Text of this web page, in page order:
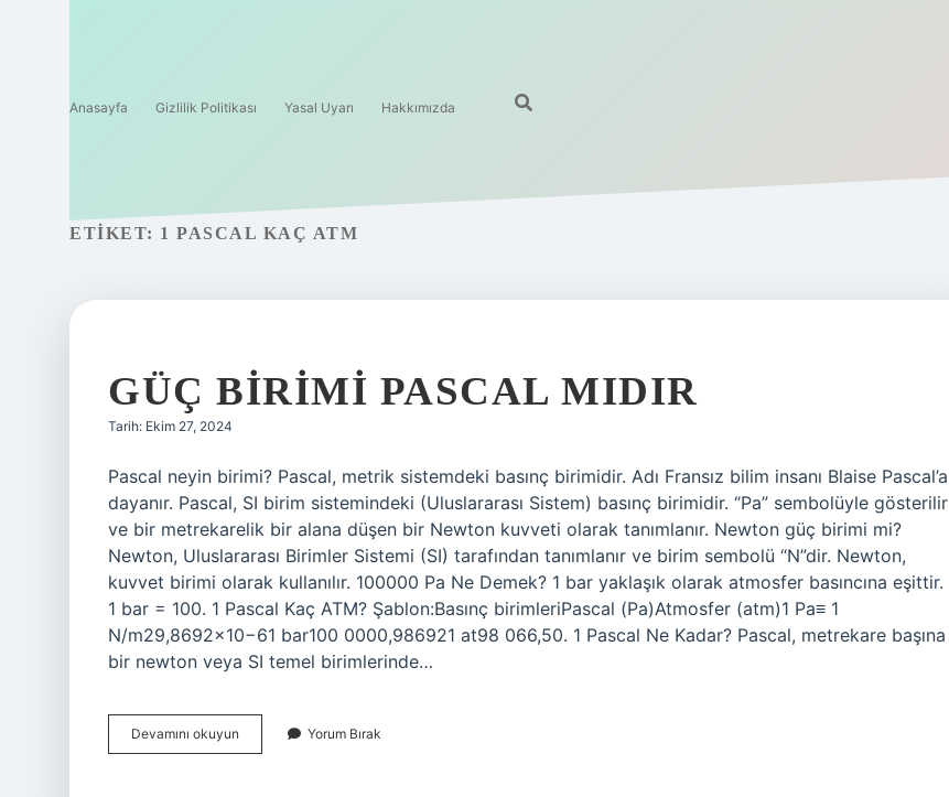
Anasayfa Gizlilik Politikası Yasal Uyarı Hakkımızda
ETIKET: 1 PASCAL KAÇ ATM
GÜÇ BIRIMI PASCAL MIDIR
Tarih: Ekim 27, 2024
Pascal neyin birimi? Pascal, metrik sistemdeki basınç birimidir. Adı Fransız bilim insanı Blaise Pascal’a
dayanır. Pascal, SI birim sistemindeki (Uluslararası Sistem) basınç birimidir. “Pa” sembolüyle gösterilir
ve bir metrekarelik bir alana düşen bir Newton kuvveti olarak tanımlanır. Newton güç birimi mi?
Newton, Uluslararası Birimler Sistemi (SI) tarafından tanımlanır ve birim sembolü “N”dir. Newton,
kuvvet birimi olarak kullanılır. 100000 Pa Ne Demek? 1 bar yaklaşık olarak atmosfer basıncına eşittir.
1 bar = 100. 1 Pascal Kaç ATM? Şablon:Basınç birimleriPascal (Pa)Atmosfer (atm)1 Pa≡ 1
N/m29,8692×10−61 bar100 0000,986921 at98 066,50. 1 Pascal Ne Kadar? Pascal, metrekare başına
bir newton veya SI temel birimlerinde…
Devamını okuyun
Birimi
Yorum Bırak